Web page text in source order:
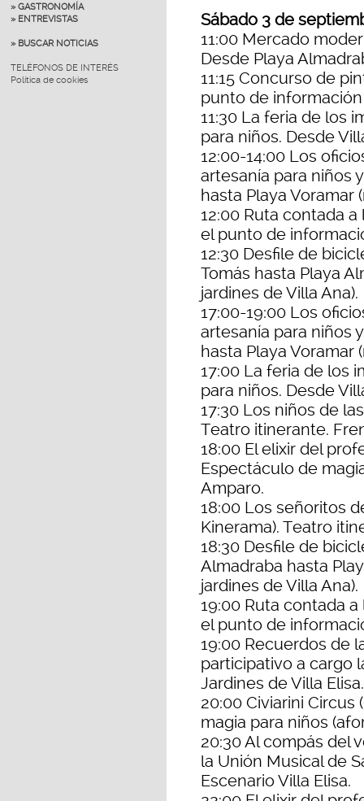
» GASTRONOMÍA
» ENTREVISTAS
» BUSCAR NOTICIAS
TELÉFONOS DE INTERÉS
Política de cookies
Sábado 3 de
11:00 Mercado
Desde Playa
11:15 Concurso de
punto de
11:30 La feria de los
para niños. Desde
12:00-14:00 Los
artesanía para niños
hasta Playa Voramar
12:00 Ruta contada a
el punto de
12:30 Desfile de
Tomás hasta Playa
jardines de Villa Ana).
17:00-19:00 Los
artesanía para niños
hasta Playa Voramar
17:00 La feria de los
para niños. Desde
17:30 Los niños de
Teatro itinerante.
18:00 El elixir del
Espectáculo de
Amparo.
18:00 Los señoritos
Kinerama). Teatro
18:30 Desfile de
Almadraba hasta
jardines de Villa Ana).
19:00 Ruta contada a
el punto de
19:00 Recuerdos de
participativo a cargo
Jardines de Villa Elisa.
20:00 Civiarini Circus
magia para niños
20:30 Al compás del
la Unión Musical de
Escenario Villa Elisa.